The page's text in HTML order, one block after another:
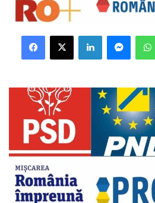
Facebook
X LinkedIn